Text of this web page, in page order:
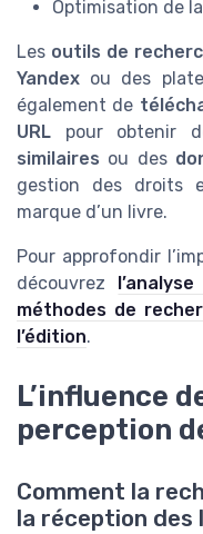
Optimisation de
Les outils de
Yandex ou des
également de
URL pour obtenir
similaires ou des
gestion des droits
marque d’un livre.
Pour approfondir
découvrez
méthodes de
l’édition.
L’influence
perception
Comment la
la réception des